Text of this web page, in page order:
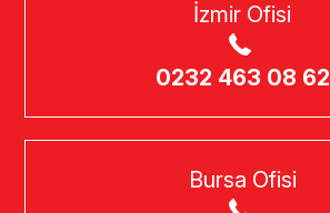
İzmir Ofisi
0232 463 08 62
Bursa Ofisi